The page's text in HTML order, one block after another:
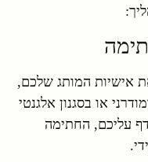
אישיות המותג שלכם,
או בסגנון אלגנטי
עליכם, החתימה